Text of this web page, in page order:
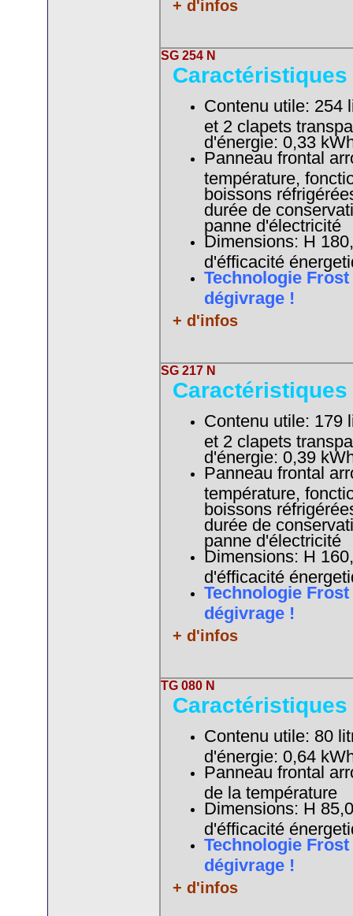
+ d'infos
SG 254 N
Contenu utile: 254
et 2 clapets
d'énergie: 0,33
Panneau frontal
température,
boissons
durée de
panne d'électricité
Dimensions: H
d'éfficacité
Technologie
dégivrage !
+ d'infos
SG 217 N
Contenu utile: 179
et 2 clapets
d'énergie: 0,39
Panneau frontal
température,
boissons
durée de
panne d'électricité
Dimensions: H
d'éfficacité
Technologie
dégivrage !
+ d'infos
TG 080 N
Contenu utile: 80
d'énergie: 0,64
Panneau frontal
de la température
Dimensions: H
d'éfficacité
Technologie
dégivrage !
+ d'infos